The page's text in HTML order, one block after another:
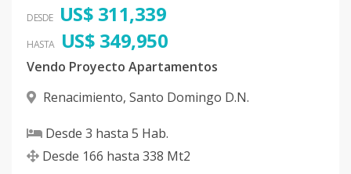
DESDE US$ 311,339
HASTA US$ 349,950
Vendo Proyecto Apartamentos
Renacimiento, Santo Domingo D.N.
Desde 3 hasta 5 Hab.
Desde 166 hasta 338 Mt2